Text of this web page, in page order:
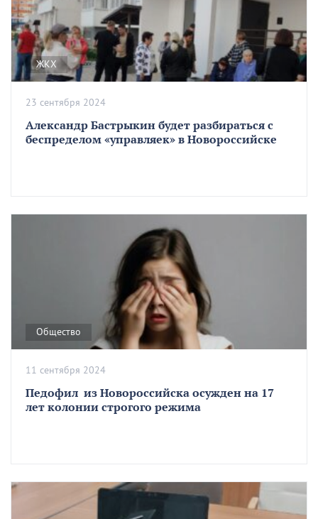
ЖКХ
Александр Бастрыкин будет разбираться с
беспределом «управляек» в Новороссийске
23 сентября 2024
Общество
Педофил из Новороссийска осужден на 17
лет колонии строгого режима
11 сентября 2024